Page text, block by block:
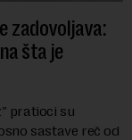
zadovoljava:
šta je
pratioci su
sastave reč od